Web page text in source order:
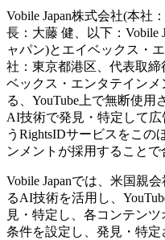
Vobile Japan株式会社(本社
長：大藤 健、以下：Vobile
ャパン)とエイベックス・
社：東京都港区、代表取
ベックス・エンタテインメ
る、YouTube上で無断使
AI技術で発見・特定して
うRightsIDサービスをこの
ンメントが採用することで
Vobile Japanでは、米国親
るAI技術を活用し、
見・特定し、各コンテン
条件を設定し、発見・特